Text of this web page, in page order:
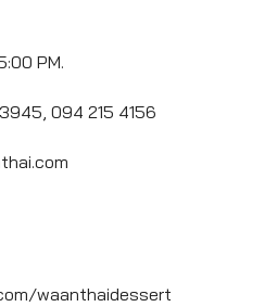
PM.
094 215 4156
waanthaidessert